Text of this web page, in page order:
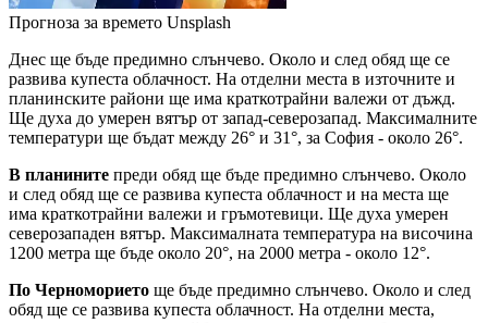
Прогноза за времето Unsplash
Днес ще бъде предимно слънчево. Около и след обяд ще се
развива купеста облачност. На отделни места в източните и
планинските райони ще има краткотрайни валежи от дъжд.
Ще духа до умерен вятър от запад-северозапад. Максималните
температури ще бъдат между 26° и 31°, за София - около 26°.
В планините преди обяд ще бъде предимно слънчево. Около
и след обяд ще се развива купеста облачност и на места ще
има краткотрайни валежи и гръмотевици. Ще духа умерен
северозападен вятър. Максималната температура на височина
1200 метра ще бъде около 20°, на 2000 метра - около 12°.
По Черноморието ще бъде предимно слънчево. Около и след
обяд ще се развива купеста облачност. На отделни места,